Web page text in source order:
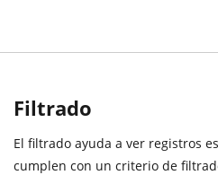
Filtrado
El filtrado ayuda a ver registros
cumplen con un criterio de